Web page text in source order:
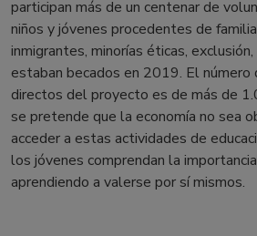
participan más de un centenar de
niños y jóvenes procedentes de
inmigrantes, minorías éticas,
estaban becados en 2019. El número
directos del proyecto es de más de
se pretende que la economía no sea
acceder a estas actividades de
los jóvenes comprendan la
aprendiendo a valerse por sí mismos.